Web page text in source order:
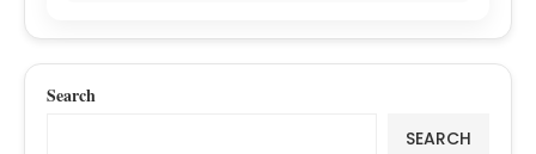
Search
SEARCH